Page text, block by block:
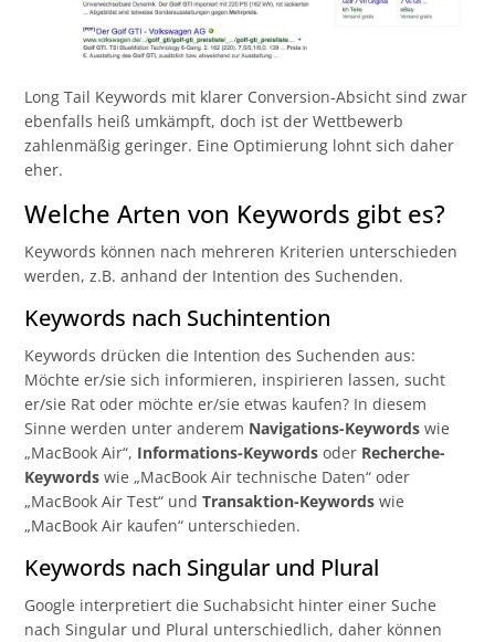
Long Tail Keywords mit klarer Conversion-Absicht sind zwar
ebenfalls heiß umkämpft, doch ist der Wettbewerb
zahlenmäßig geringer. Eine Optimierung lohnt sich daher
eher.
Welche Arten von Keywords gibt es?
Keywords können nach mehreren Kriterien unterschieden
werden, z.B. anhand der Intention des Suchenden.
Keywords nach Suchintention
Keywords drücken die Intention des Suchenden aus:
Möchte er/sie sich informieren, inspirieren lassen, sucht
er/sie Rat oder möchte er/sie etwas kaufen? In diesem
Sinne werden unter anderem Navigations-Keywords wie
„MacBook Air“, Informations-Keywords oder Recherche-
Keywords wie „MacBook Air technische Daten“ oder
„MacBook Air Test“ undTransaktion-Keywords wie
„MacBook Air kaufen“ unterschieden.
Keywords nach Singular und Plural
Google interpretiert die Suchabsicht hinter einer Suche
nach Singular und Plural unterschiedlich, daher können